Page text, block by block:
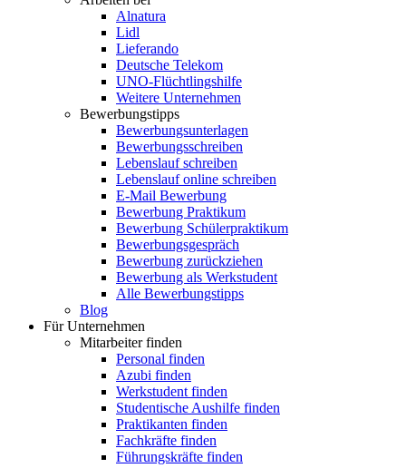
Alnatura
Lidl
Lieferando
Deutsche Telekom
UNO-Flüchtlingshilfe
Weitere Unternehmen
Bewerbungstipps
Bewerbungsunterlagen
Bewerbungsschreiben
Lebenslauf schreiben
Lebenslauf online schreiben
E-Mail Bewerbung
Bewerbung Praktikum
Bewerbung Schülerpraktikum
Bewerbungsgespräch
Bewerbung zurückziehen
Bewerbung als Werkstudent
Alle Bewerbungstipps
Blog
Für Unternehmen
Mitarbeiter finden
Personal finden
Azubi finden
Werkstudent finden
Studentische Aushilfe finden
Praktikanten finden
Fachkräfte finden
Führungskräfte finden